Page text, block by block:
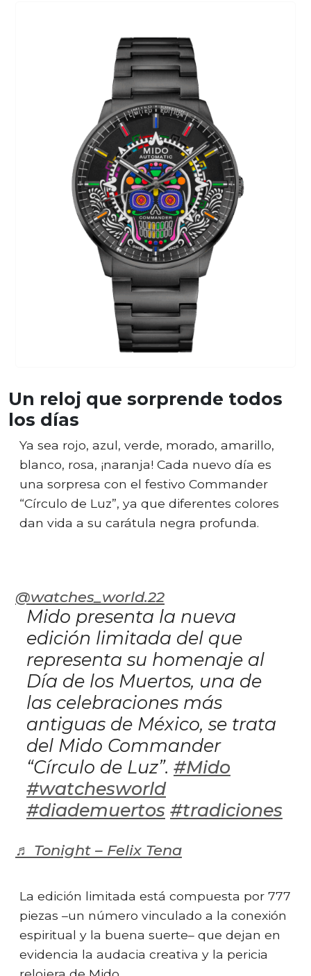
Un reloj que sorprende todos
los días
Ya sea rojo, azul, verde, morado, amarillo,
blanco, rosa, ¡naranja! Cada nuevo día es
una sorpresa con el festivo Commander
“Círculo de Luz”, ya que diferentes colores
dan vida a su carátula negra profunda.
@watches_world.22
Mido presenta la nueva
edición limitada del que
representa su homenaje al
Día de los Muertos, una de
las celebraciones más
antiguas de México, se trata
del Mido Commander
“Círculo de Luz”. #Mido
#watchesworld
#diademuertos #tradiciones
♬ Tonight – Felix Tena
La edición limitada está compuesta por 777
piezas –un número vinculado a la conexión
espiritual y la buena suerte– que dejan en
evidencia la audacia creativa y la pericia